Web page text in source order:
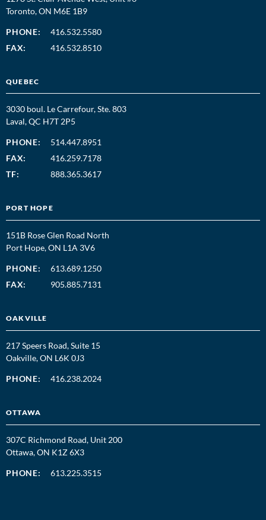
Toronto, ON M6E 1B9
PHONE:
416.532.5580
FAX:
416.532.8510
QUEBEC
3030 boul. Le Carrefour, Ste. 803
Laval, QC H7T 2P5
PHONE:
514.447.8951
FAX:
416.259.7178
TF:
888.365.3617
PORT HOPE
151B Rose Glen Road North
Port Hope, ON L1A 3V6
PHONE:
613.689.1250
FAX:
905.885.7131
OAKVILLE
217 Speers Road, Suite 15
Oakville, ON L6K 0J3
PHONE: 416.238.2024
OTTAWA
307C Richmond Road, Unit 200
Ottawa, ON K1Z 6X3
PHONE: 613.225.3515